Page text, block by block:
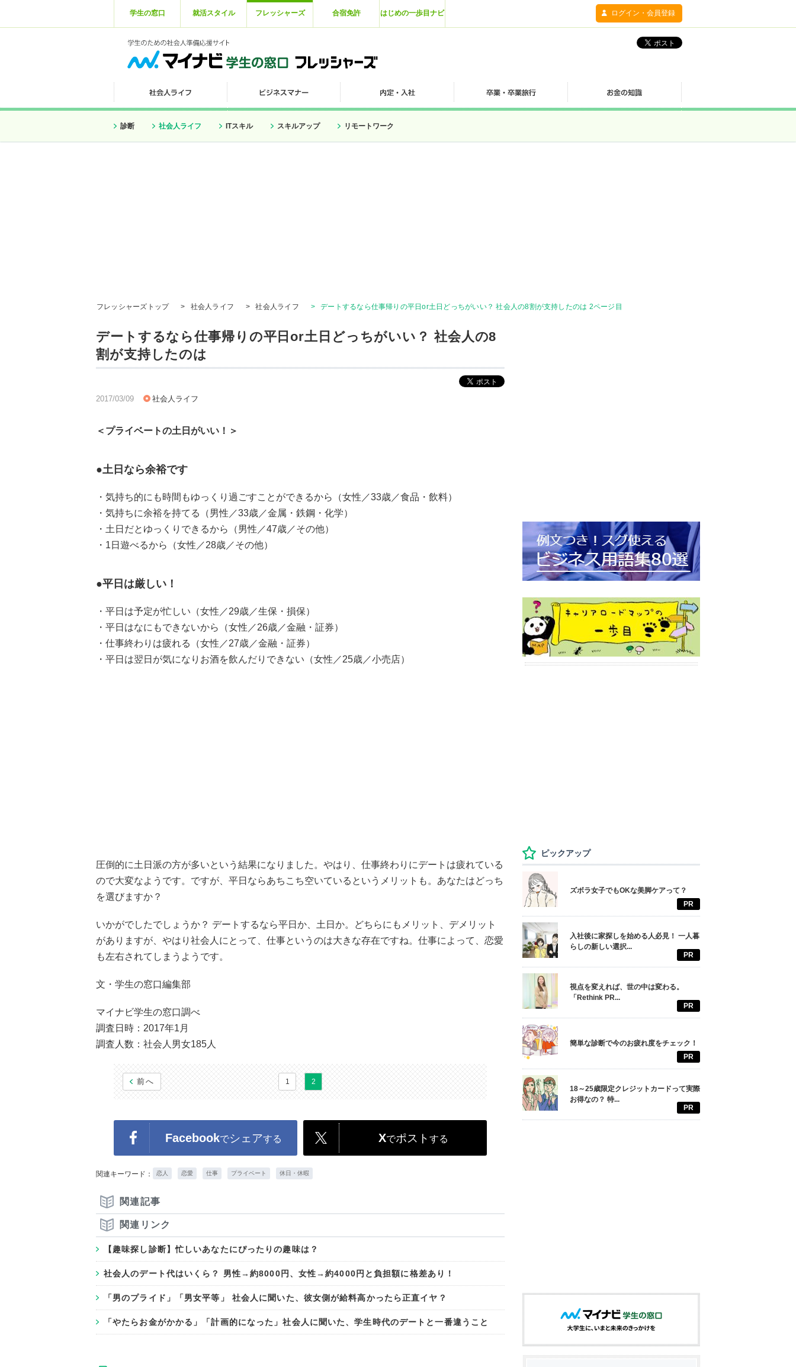
学生の窓口 就活スタイル フレッシャーズ 合宿免許 はじめの一歩目ナビ ログイン・会員登録
診断 社会人ライフ ITスキル スキルアップ リモートワーク
フレッシャーズトップ > 社会人ライフ > 社会人ライフ > デートするなら仕事帰りの平日or土日どっちがいい？ 社会人の8割が支持したのは 2ページ目
デートするなら仕事帰りの平日or土日どっちがいい？ 社会人の8
割が支持したのは
2017/03/09 社会人ライフ
＜プライベートの土日がいい！＞
●土日なら余裕です
・気持ち的にも時間もゆっくり過ごすことができるから（女性／33歳／食品・飲料）
・気持ちに余裕を持てる（男性／33歳／金属・鉄鋼・化学）
・土日だとゆっくりできるから（男性／47歳／その他）
・1日遊べるから（女性／28歳／その他）
●平日は厳しい！
・平日は予定が忙しい（女性／29歳／生保・損保）
・平日はなにもできないから（女性／26歳／金融・証券）
・仕事終わりは疲れる（女性／27歳／金融・証券）
・平日は翌日が気になりお酒を飲んだりできない（女性／25歳／小売店）
圧倒的に土日派の方が多いという結果になりました。やはり、仕事終わりにデートは疲れている
ので大変なようです。ですが、平日ならあちこち空いているというメリットも。あなたはどっち
を選びますか？
いかがでしたでしょうか？ デートするなら平日か、土日か。どちらにもメリット、デメリット
がありますが、やはり社会人にとって、仕事というのは大きな存在ですね。仕事によって、恋愛
も左右されてしまうようです。
文・学生の窓口編集部
マイナビ学生の窓口調べ
調査日時：2017年1月
調査人数：社会人男女185人
前へ 1 2
Facebookでシェアする Xでポスト する
関連キーワード： 恋人 恋愛 仕事 プライベート 休日・休暇
関連記事
関連リンク
【趣味探し診断】忙しいあなたにぴったりの趣味は？
社会人のデート代はいくら？ 男性→約8000円、女性→約4000円と負担額に格差あり！
「男のプライド」「男女平等」 社会人に聞いた、彼女側が給料高かったら正直イヤ？
「やたらお金がかかる」「計画的になった」社会人に聞いた、学生時代のデートと一番違うこと
ピックアップ
ズボラ女子でもOKな美脚ケアって？
PR
入社後に家探しを始める人必見！ 一人暮
らしの新しい選択...
PR
視点を変えれば、世の中は変わる。
「Rethink PR...
PR
簡単な診断で今のお疲れ度をチェック！
PR
18～25歳限定クレジットカードって実際
お得なの？ 特...
PR